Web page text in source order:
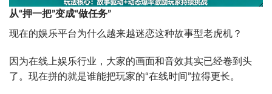
从“押一把”变成“做任务”
现在的娱乐平台为什么越来越迷恋这种故事型老虎机？
因为在线上娱乐行业，大家的画面和音效其实已经卷到头
了。现在拼的就是谁能把玩家的“在线时间”拉得更长。